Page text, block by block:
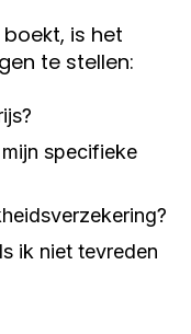
is het
te stellen:
specifieke
ik niet tevreden